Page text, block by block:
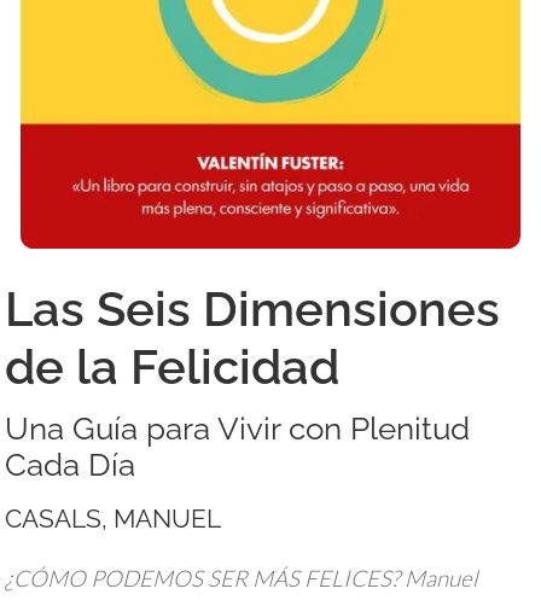
Las Seis Dimensiones
de la Felicidad
Una Guía para Vivir con Plenitud
Cada Día
CASALS, MANUEL
¿CÓMO PODEMOS SER MÁS FELICES? Manuel